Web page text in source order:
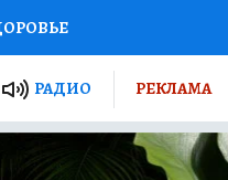
ПУТЕВОДИТЕЛЬ
РАДИО РЕКЛАМА